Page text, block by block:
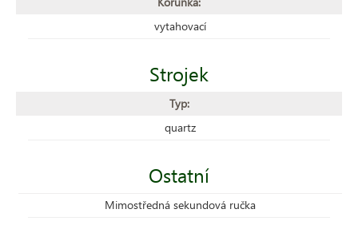
vytahovací
Strojek
Typ:
quartz
Ostatní
Mimostředná sekundová ručka